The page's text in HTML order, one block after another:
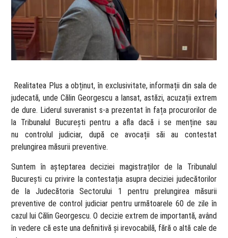
​ Realitatea Plus a obținut, în exclusivitate, informații din sala de
judecată, unde Călin Georgescu a lansat, astăzi, acuzații extrem
de dure. Liderul suveranist s-a prezentat în fața procurorilor de
la Tribunalul București pentru a afla dacă i se menține sau
nu controlul judiciar, după ce avocații săi au contestat
prelungirea măsurii preventive.
Suntem în așteptarea deciziei magistraților de la Tribunalul
București cu privire la contestația asupra deciziei judecătorilor
de la Judecătoria Sectorului 1 pentru prelungirea măsurii
preventive de control judiciar pentru următoarele 60 de zile în
cazul lui Călin Georgescu. O decizie extrem de importantă, având
în vedere că este una definitivă și irevocabilă, fără o altă cale de